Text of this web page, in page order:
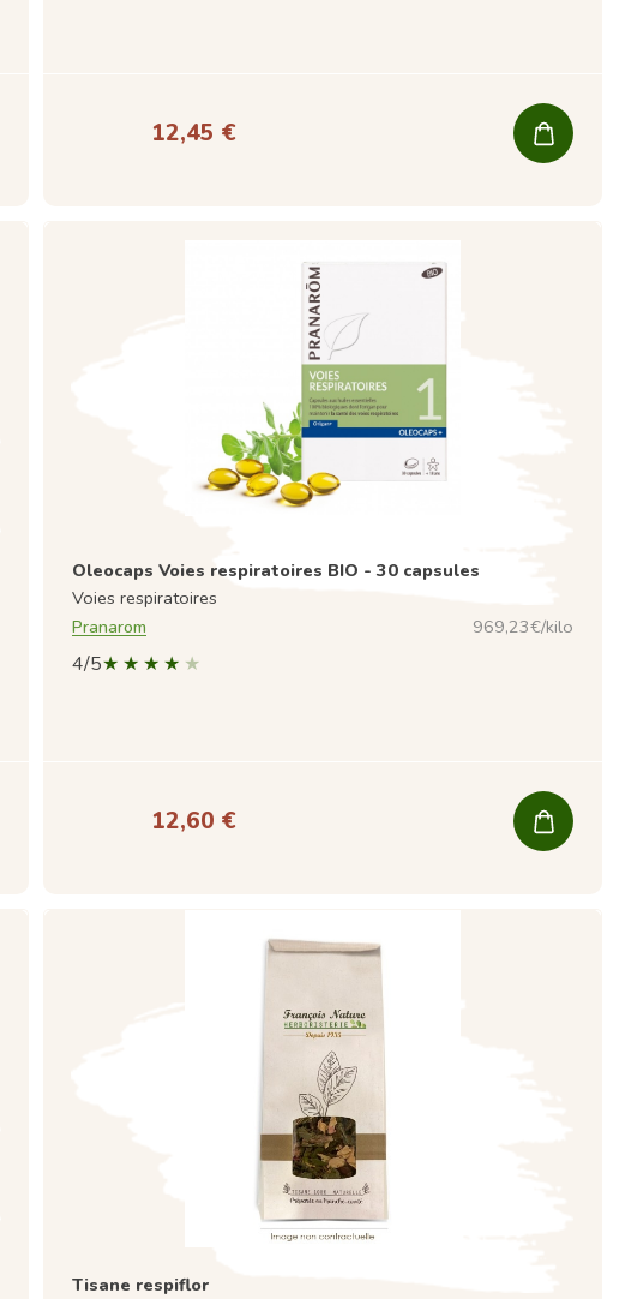
12,45 €
Oleocaps Voies respiratoires BIO - 30 capsules
Voies respiratoires
Pranarom
969,23€/kilo
4/5
12,60 €
Tisane respiflor